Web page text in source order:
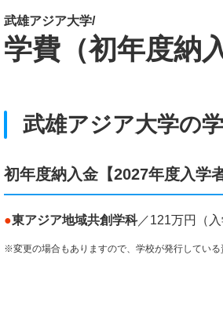
武雄アジア大学/
学費（初年度納
武雄アジア大学の
初年度納入金【2027年度入学
●東アジア地域共創学科／121万円（
※変更の場合もありますので、学校が発行している